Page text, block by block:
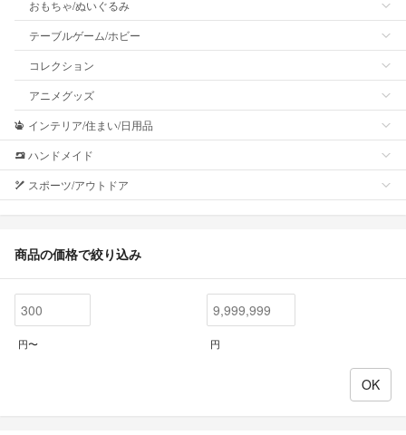
おもちゃ/ぬいぐるみ
テーブルゲーム/ホビー
コレクション
アニメグッズ
インテリア/住まい/日用品
ハンドメイド
スポーツ/アウトドア
商品の価格で絞り込み
円〜 円